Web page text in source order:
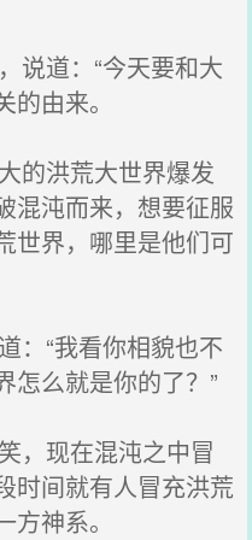
说道：“今天要和大
由来。
的洪荒大世界爆发
混沌而来，想要征服
世界，哪里是他们可
：“我看你相貌也不
怎么就是你的了？”
，现在混沌之中冒
时间就有人冒充洪荒
神系。